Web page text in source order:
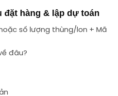
hàng & lập dự toán
số lượng thùng/lon + Mã
đâu?